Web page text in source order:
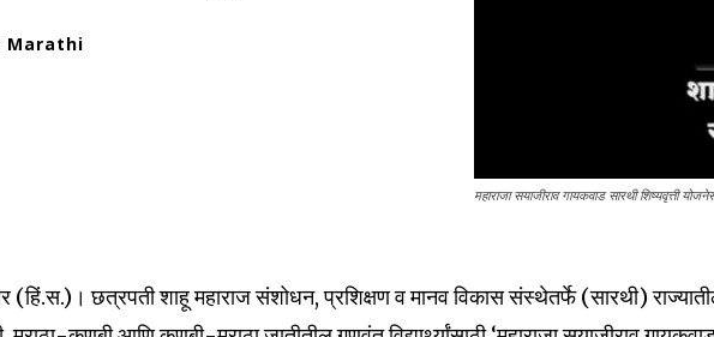
Marathi
महाराजा सयाजीराव गायकवाड सारथी शिष्यवृत्ती
(हिं.स.)। छत्रपती शाहू महाराज संशोधन, प्रशिक्षण व मानव विकास संस्थेतर्फे (सारथी)